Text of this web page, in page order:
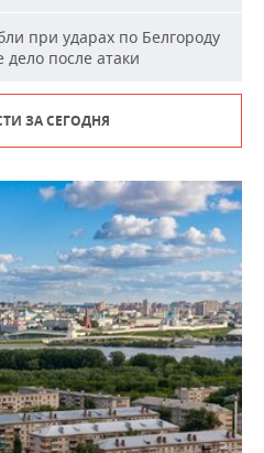
при ударах по Белгороду
после атаки
ЗА СЕГОДНЯ